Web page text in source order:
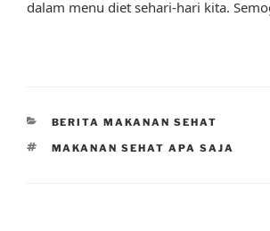
dalam menu diet sehari-hari kita.
CATEGORIES
BERITA MAKANAN SEHAT
TAGS
MAKANAN SEHAT APA SAJA